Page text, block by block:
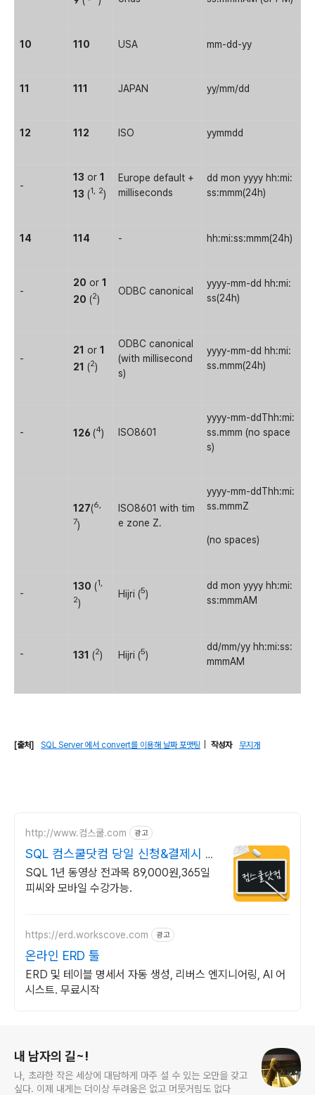
10 110 USA mm-dd-yy
11 111 JAPAN yy/mm/dd
12 112 ISO yymmdd
-
13 or 1
13 (1, 2)
Europe default +
milliseconds
dd mon yyyy hh:mi:
ss:mmm(24h)
14 114 - hh:mi:ss:mmm(24h)
-
20 or 1
20 (2)
ODBC canonical
yyyy-mm-dd hh:mi:
ss(24h)
-
21 or 1
21 (2)
ODBC canonical
(with millisecond
s)
yyyy-mm-dd hh:mi:
ss.mmm(24h)
- 126 (4) ISO8601
yyyy-mm-ddThh:mi:
ss.mmm (no space
s)
127(6,
7)
ISO8601 with tim
e zone Z.
yyyy-mm-ddThh:mi:
ss.mmmZ
(no spaces)
-
130 (1,
2)
Hijri (5)
dd mon yyyy hh:mi:
ss:mmmAM
- 131 (2) Hijri (5)
dd/mm/yy hh:mi:ss:
mmmAM
[출처] SQL Server 에서 convert를 이용해 날짜 포맷팅 작성자 무지개
http://www.컴스쿨.com 광고
SQL 컴스쿨닷컴 당일 신청&결제시 기
프티콘!
SQL 1년 동영상 전과목 89,000원,365일
피씨와 모바일 수강가능.
https://erd.workscove.com 광고
온라인 ERD 툴
ERD 및 테이블 명세서 자동 생성, 리버스 엔지니어링, AI 어
시스트. 무료시작
내 남자의 길~!
나, 초라한 작은 세상에 대담하게 마주 설 수 있는 오만을 갖고
싶다. 이제 내게는 더이상 두려움은 없고 머뭇거림도 없다